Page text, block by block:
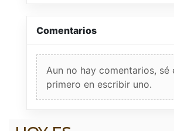
Comentarios
Aun no hay comentarios, sé
primero en escribir uno.